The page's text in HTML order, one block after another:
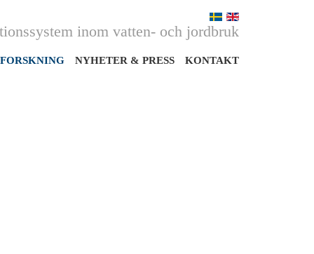
inom vatten- och jordbruk
FORSKNING NYHETER & PRESS KONTAKT